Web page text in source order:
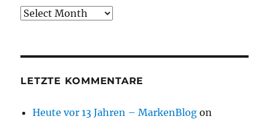
Archive
LETZTE KOMMENTARE
Heute vor 13 Jahren – MarkenBlog on